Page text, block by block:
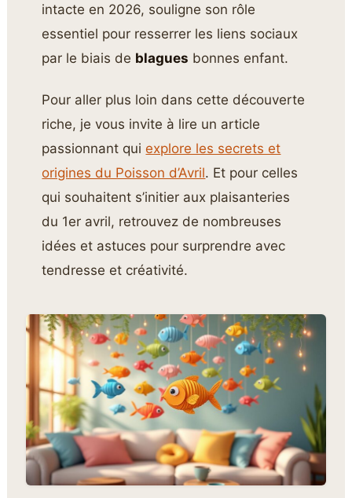
intacte en 2026, souligne son rôle
essentiel pour resserrer les liens sociaux
par le biais de blagues bonnes enfant.
Pour aller plus loin dans cette découverte
riche, je vous invite à lire un article
passionnant qui explore les secrets et
origines du Poisson d’Avril. Et pour celles
qui souhaitent s’initier aux plaisanteries
du 1er avril, retrouvez de nombreuses
idées et astuces pour surprendre avec
tendresse et créativité.